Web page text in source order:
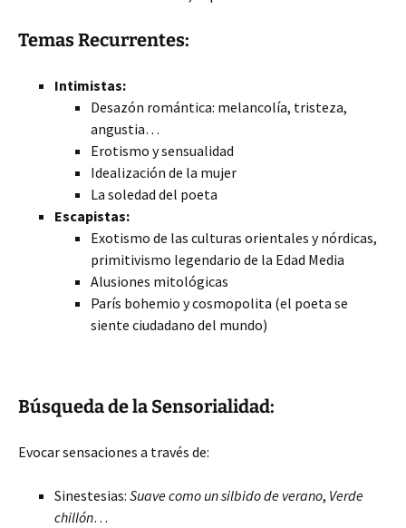
Temas Recurrentes:
Intimistas:
Desazón romántica: melancolía, tristeza,
angustia…
Erotismo y sensualidad
Idealización de la mujer
La soledad del poeta
Escapistas:
Exotismo de las culturas orientales y nórdicas,
primitivismo legendario de la Edad Media
Alusiones mitológicas
París bohemio y cosmopolita (el poeta se
siente ciudadano del mundo)
Búsqueda de la Sensorialidad:
Evocar sensaciones a través de:
Sinestesias: Suave como un silbido de verano, Verde
chillón…